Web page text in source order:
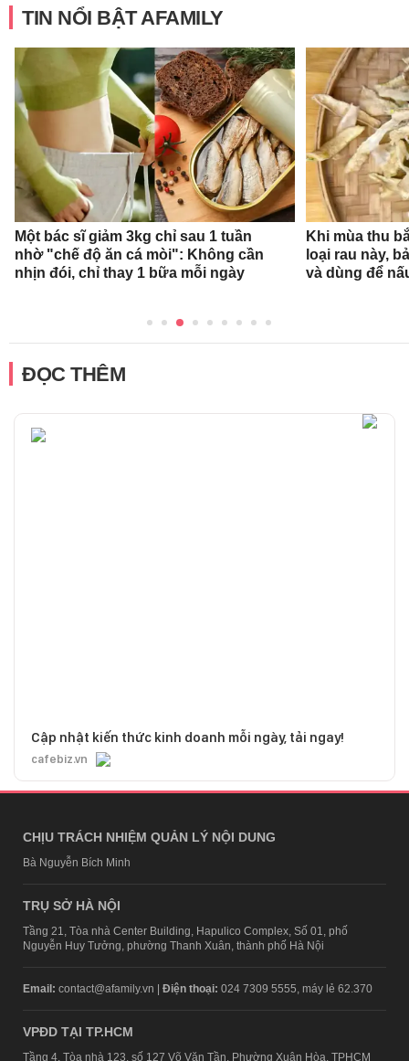
TIN NỔI BẬT AFAMILY
Một bác sĩ giảm 3kg chỉ sau 1 tuần
nhờ "chế độ ăn cá mòi": Không cần
nhịn đói, chỉ thay 1 bữa mỗi ngày
Khi mùa thu
loại rau này,
và dùng để
ĐỌC THÊM
Cập nhật kiến thức kinh doanh mỗi ngày, tải ngay!
cafebiz.vn
CHỊU TRÁCH NHIỆM QUẢN LÝ NỘI DUNG
Bà Nguyễn Bích Minh
TRỤ SỞ HÀ NỘI
Tầng 21, Tòa nhà Center Building, Hapulico Complex, Số 01, phố
Nguyễn Huy Tưởng, phường Thanh Xuân, thành phố Hà Nội
Email: contact@afamily.vn | Điện thoại: 024 7309 5555, máy lẻ 62.370
VPĐD TẠI TP.HCM
Tầng 4, Tòa nhà 123, số 127 Võ Văn Tần, Phường Xuân Hòa, TPHCM